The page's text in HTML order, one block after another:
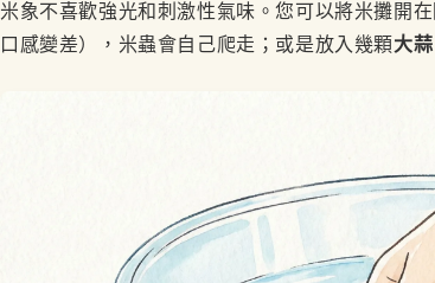
米象不喜歡強光和刺激性氣味。您可以將米攤開
口感變差），米蟲會自己爬走；或是放入幾顆大